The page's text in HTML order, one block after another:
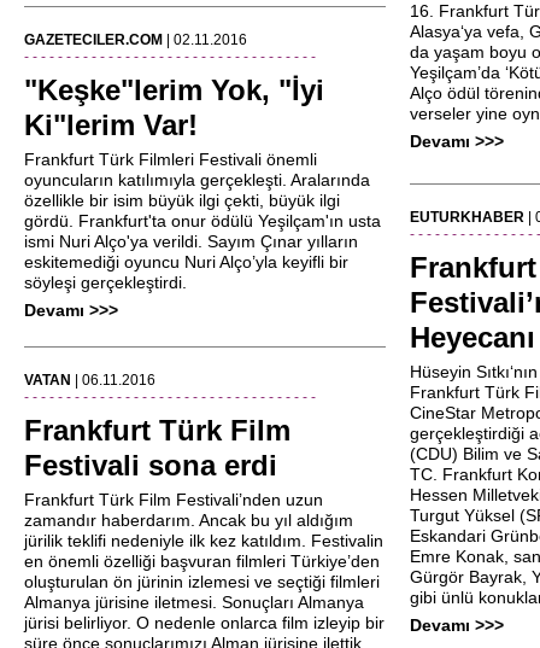
GAZETECILER.COM
| 02.11.2016
- - - - - - - - - - - - - - - - - - - - - - - - - - - - - - - - - - -
"Keşke"lerim Yok, "İyi
Ki"lerim Var!
Frankfurt Türk Filmleri Festivali önemli
oyuncuların katılımıyla gerçekleşti. Aralarında
özellikle bir isim büyük ilgi çekti, büyük ilgi
gördü. Frankfurt'ta onur ödülü Yeşilçam'ın usta
ismi Nuri Alço'ya verildi. Sayım Çınar yılların
eskitemediği oyuncu Nuri Alço’yla keyifli bir
söyleşi gerçekleştirdi.
Devamı >>>
VATAN
| 06.11.2016
- - - - - - - - - - - - - - - - - - - - - - - - - - - - - - - - - - -
Frankfurt Türk Film
Festivali sona erdi
Frankfurt Türk Film Festivali’nden uzun
zamandır haberdarım. Ancak bu yıl aldığım
jürilik teklifi nedeniyle ilk kez katıldım. Festivalin
en önemli özelliği başvuran filmleri Türkiye’den
oluşturulan ön jürinin izlemesi ve seçtiği filmleri
Almanya jürisine iletmesi. Sonuçları Almanya
jürisi belirliyor. O nedenle onlarca film izleyip bir
süre önce sonuçlarımızı Alman jürisine ilettik.
16. Frankfurt
Alasya‘ya vefa,
da yaşam boyu
Yeşilçam’da
Alço ödül
verseler yine
Devamı >>>
EUTURKHABER
- - - - - - - - - - - - - - -
Heyecanı
Hüseyin
Frankfurt Türk
CineStar
gerçekleştirdiği
(CDU) Bilim ve
TC. Frankfurt
Hessen
Turgut Yüksel
Eskandari
Emre Konak,
Gürgör Bayrak,
gibi ünlü
Devamı >>>